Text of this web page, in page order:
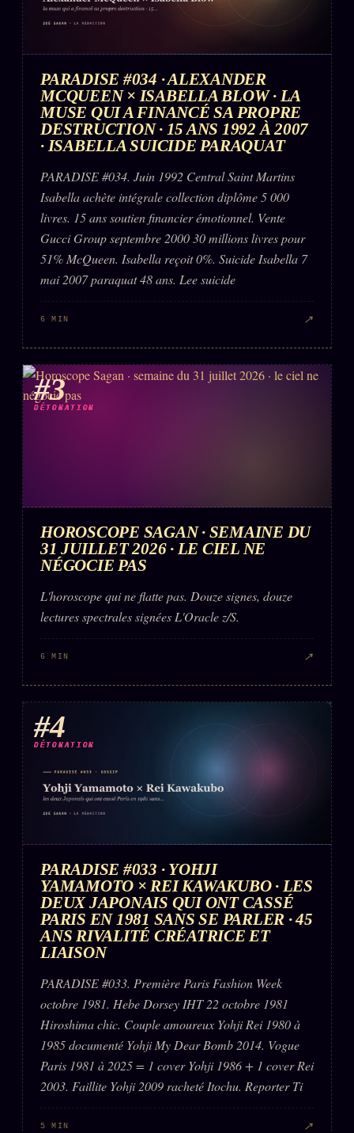
PARADISE #034 · ALEXANDER
MCQUEEN × ISABELLA BLOW · LA
MUSE QUI A FINANCÉ SA PROPRE
DESTRUCTION · 15 ANS 1992 À 2007
· ISABELLA SUICIDE PARAQUAT
PARADISE #034. Juin 1992 Central Saint Martins
Isabella achète intégrale collection diplôme 5 000
livres. 15 ans soutien financier émotionnel. Vente
Gucci Group septembre 2000 30 millions livres pour
51% McQueen. Isabella reçoit 0%. Suicide Isabella 7
mai 2007 paraquat 48 ans. Lee suicide
6 MIN ↗
#3
DÉTONATION
HOROSCOPE SAGAN · SEMAINE DU
31 JUILLET 2026 · LE CIEL NE
NÉGOCIE PAS
L'horoscope qui ne flatte pas. Douze signes, douze
lectures spectrales signées L'Oracle z/S.
6 MIN ↗
#4
DÉTONATION
PARADISE #033 · YOHJI
YAMAMOTO × REI KAWAKUBO · LES
DEUX JAPONAIS QUI ONT CASSÉ
PARIS EN 1981 SANS SE PARLER · 45
ANS RIVALITÉ CRÉATRICE ET
LIAISON
PARADISE #033. Première Paris Fashion Week
octobre 1981. Hebe Dorsey IHT 22 octobre 1981
Hiroshima chic. Couple amoureux Yohji Rei 1980 à
1985 documenté Yohji My Dear Bomb 2014. Vogue
Paris 1981 à 2025 = 1 cover Yohji 1986 + 1 cover Rei
2003. Faillite Yohji 2009 racheté Itochu. Reporter Ti
5 MIN ↗